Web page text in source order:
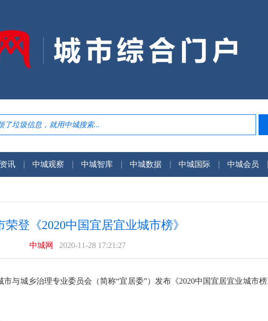
讯 中城观察 中城智库 中城数据 中城国际 中城会员
荣登《2020中国宜居宜业城市榜》
中城网 2020-11-28 17:21:27
与城乡治理专业委员会（简称“宜居委”）发布《2020中国宜居宜业城市